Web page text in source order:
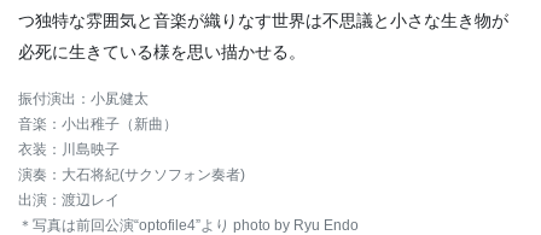
つ独特な雰囲気と音楽が織りなす世界は不思議と小さな生き物が
必死に生きている様を思い描かせる。
振付演出：小㞍健太
音楽：小出稚子（新曲）
衣装：川島映子
演奏：大石将紀(サクソフォン奏者)
出演：渡辺レイ
＊写真は前回公演“optofile4”より photo by Ryu Endo